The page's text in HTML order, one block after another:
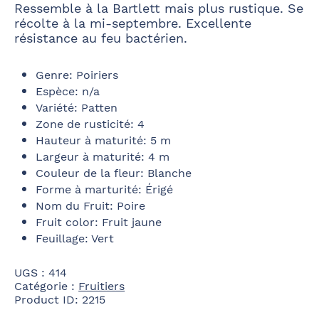
Ressemble à la Bartlett mais plus rustique. Se
récolte à la mi-septembre. Excellente
résistance au feu bactérien.
Genre: Poiriers
Espèce: n/a
Variété: Patten
Zone de rusticité:4
Hauteur à maturité: 5 m
Largeur à maturité:4 m
Couleur de la fleur: Blanche
Forme à marturité: Érigé
Nom du Fruit: Poire
Fruit color: Fruit jaune
Feuillage:Vert
UGS :414
Catégorie : Fruitiers
Product ID: 2215